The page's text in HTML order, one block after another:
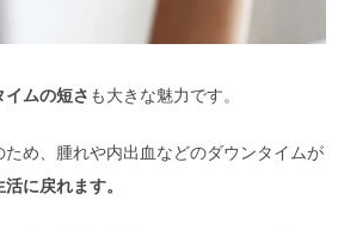
イムの短さ も大きな魅力です。
め、腫れや内出血などのダウンタイムが
に戻れます。